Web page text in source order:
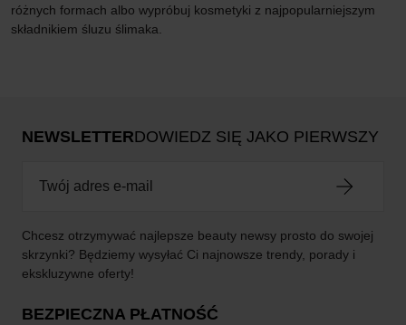
różnych formach albo wypróbuj kosmetyki z najpopularniejszym
składnikiem śluzu ślimaka.
NEWSLETTERDOWIEDZ SIĘ JAKO PIERWSZY
Chcesz otrzymywać najlepsze beauty newsy prosto do swojej
skrzynki? Będziemy wysyłać Ci najnowsze trendy, porady i
ekskluzywne oferty!
BEZPIECZNA PŁATNOŚĆ